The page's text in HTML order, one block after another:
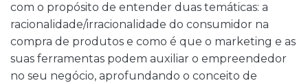
com o propósito de entender duas temáticas: a
racionalidade/irracionalidade do consumidor na
compra de produtos e como é que o marketing e as
suas ferramentas podem auxiliar o empreendedor
no seu negócio, aprofundando o conceito de